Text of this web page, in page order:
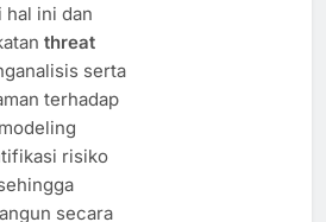
hal ini dan
threat
serta
terhadap
risiko
secara